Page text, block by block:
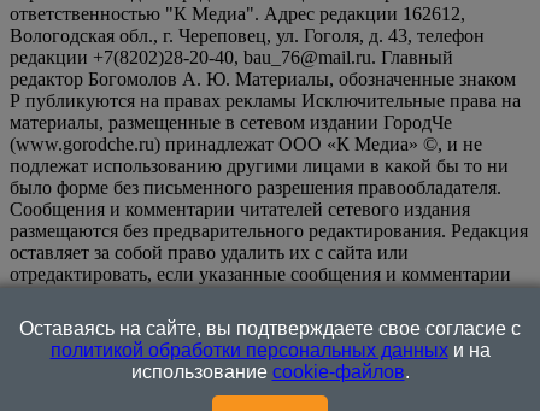
ответственностью "К Медиа". Адрес редакции 162612,
Вологодская обл., г. Череповец, ул. Гоголя, д. 43, телефон
редакции +7(8202)28-20-40, bau_76@mail.ru. Главный
редактор Богомолов А. Ю. Материалы, обозначенные знаком
Р публикуются на правах рекламы Исключительные права на
материалы, размещенные в сетевом издании ГородЧе
(www.gorodche.ru) принадлежат ООО «К Медиа» ©, и не
подлежат использованию другими лицами в какой бы то ни
было форме без письменного разрешения правообладателя.
Сообщения и комментарии читателей сетевого издания
размещаются без предварительного редактирования. Редакция
оставляет за собой право удалить их с сайта или
отредактировать, если указанные сообщения и комментарии
или нарушением иных требований закона.
информационном ресурсе применяются рекомендательные
технологии (информационные технологии предоставления
информации на основе сбора, систематизации и анализа
сведений, относящихся к предпочтениям пользователей сети
Оставаясь на сайте, вы подтверждаете свое согласие с
политикой обработки персональных данныхи на
использование cookie-файлов.